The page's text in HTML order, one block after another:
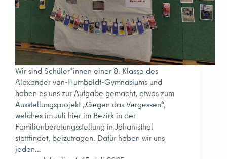
Wir sind Schüler*innen einer 8. Klasse des
Alexander von-Humboldt-Gymnasiums und
haben es uns zur Aufgabe gemacht, etwas zum
Ausstellungsprojekt „Gegen das Vergessen“,
welches im Juli hier im Bezirk in der
Familienberatungsstellung in Johanisthal
stattfindet, beizutragen. Dafür haben wir uns
jeden…